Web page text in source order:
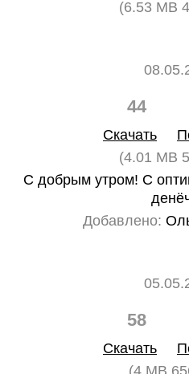
(6.53 MB
44
Скачать
(4.01 MB
С добрым утром! С
Добавлено:
58
Скачать
(4 MB